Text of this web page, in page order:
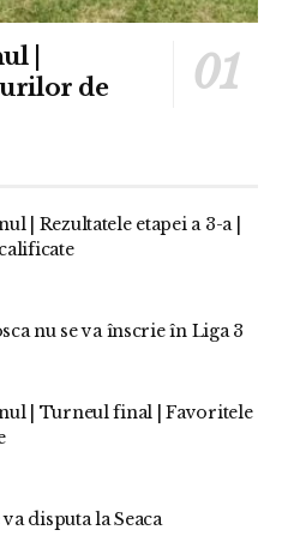
|
de
| Rezultatele etapei a 3-a |
nu se va înscrie în Liga 3
| Turneul final | Favoritele
disputa la Seaca